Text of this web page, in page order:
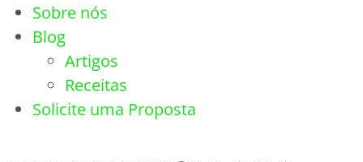
Sobre nós
Blog
Artigos
Receitas
Solicite uma Proposta